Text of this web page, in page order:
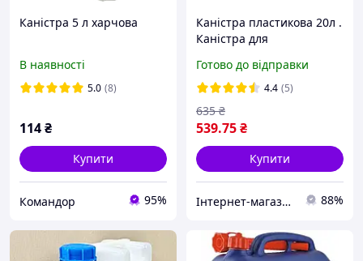
Каністра 5 л харчова
В наявності
5.0 (8)
114₴
Купити
Командор 95%
Каністра пластикова 20л .
Каністра для
пластикова вертикальна
з лійкою 20л
Готово до відправки
4.4 (5)
539.75₴
635 ₴
Купити
Інтернет-магазин "3S-Avto" 88%